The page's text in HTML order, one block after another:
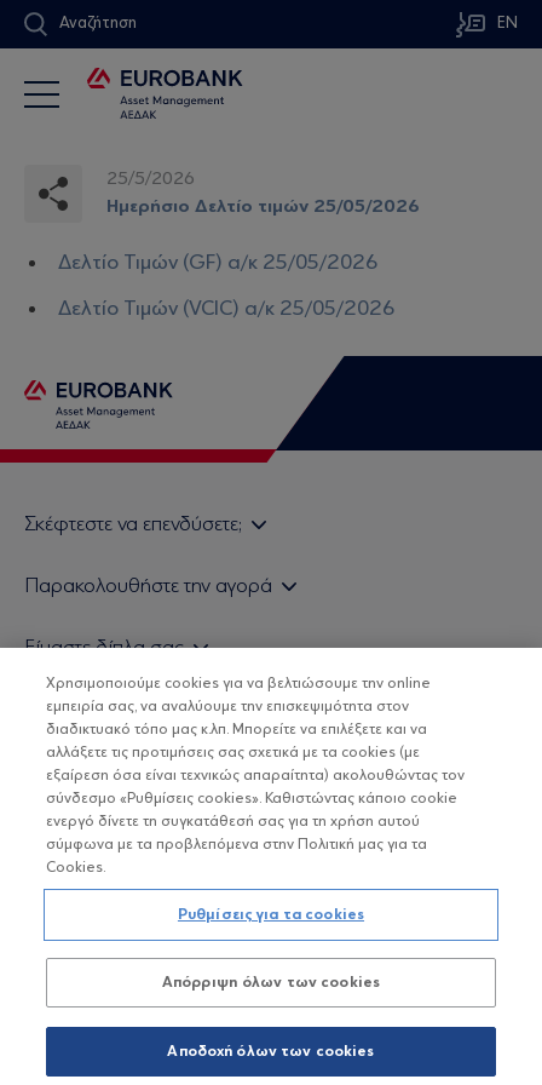
Αναζήτηση EN
25/5/2026
Ημερήσιο Δελτίο τιμών 25/05/2026
Δελτίο Τιμών (GF) α/κ 25/05/2026
Δελτίο Τιμών (VCIC) α/κ 25/05/2026
Σκέφτεστε να επενδύσετε;
Τιμολογιακή Πολιτική
Δείτε τις πολιτικές μας
Βασικές Γνώσεις
Παρακολουθήστε την αγορά
Τα νέα μας
Χρήσιμοι σύνδεσμοι
Είμαστε δίπλα σας
H Eurobank Asset Management ΑΕΔΑΚ
Επενδυτική φιλοσοφία ESG
Πιστοποιημένα στελέχη και συνεργάτες
Αποστολή Βιογραφικών
ΟΙ ΟΣΕΚΑ ΔΕΝ ΕΧΟΥΝ ΕΓΓΥΗΜΕΝΗ ΑΠΟΔΟΣΗ ΚΑΙ ΟΙ
ΠΡΟΗΓΟΥΜΕΝΕΣ ΑΠΟΔΟΣΕΙΣ ΔΕΝ ΔΙΑΣΦΑΛΙΖΟΥΝ ΤΙΣ
ΜΕΛΛΟΝΤΙΚΕΣ
Copyright © Eurobank ΑΕΔΑΚ
Προστασία Προσωπικών Δεδομένων
Όροι χρήσης
Πολιτική cookies
Χρησιμοποιούμε cookies για να βελτιώσουμε την online
εμπειρία σας, να αναλύουμε την επισκεψιμότητα στον
διαδικτυακό τόπο μας κ.λπ. Μπορείτε να επιλέξετε και να
αλλάξετε τις προτιμήσεις σας σχετικά με τα cookies (με
εξαίρεση όσα είναι τεχνικώς απαραίτητα) ακολουθώντας τον
σύνδεσμο «Ρυθμίσεις cookies». Καθιστώντας κάποιο cookie
ενεργό δίνετε τη συγκατάθεσή σας για τη χρήση αυτού
σύμφωνα με τα προβλεπόμενα στην Πολιτική μας για τα
Cookies.
Ρυθμίσεις για τα cookies
Απόρριψη όλων των cookies
Αποδοχή όλων των cookies